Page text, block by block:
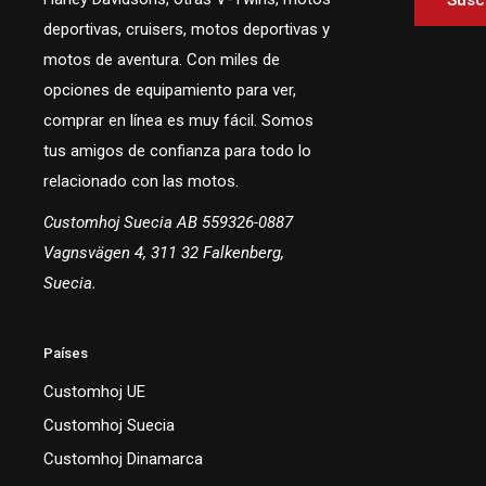
deportivas, cruisers, motos deportivas y
motos de aventura. Con miles de
opciones de equipamiento para ver,
comprar en línea es muy fácil. Somos
tus amigos de confianza para todo lo
relacionado con las motos.
Customhoj Suecia AB 559326-0887
Vagnsvägen 4, 311 32 Falkenberg,
Suecia.
Países
Customhoj UE
Customhoj Suecia
Customhoj Dinamarca